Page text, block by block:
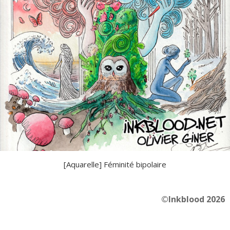
[Aquarelle] Féminité bipolaire
©Inkblood 2026